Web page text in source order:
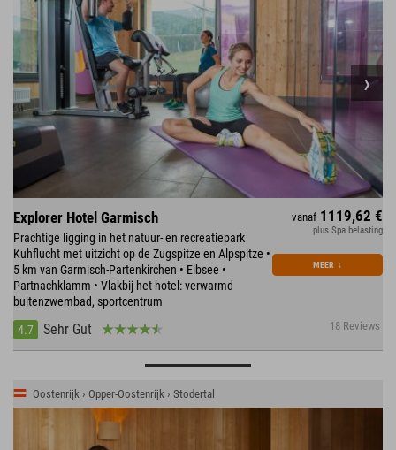
Explorer Hotel Garmisch
Prachtige ligging in het natuur- en recreatiepark
Kuhflucht met uitzicht op de Zugspitze en Alpspitze •
5 km van Garmisch-Partenkirchen • Eibsee •
Partnachklamm • Vlakbij het hotel: verwarmd
buitenzwembad, sportcentrum
4.7
Sehr Gut 18 Reviews
vanaf 1119,62 €
plus Spa belasting
MEER ↓
Oostenrijk › Opper-Oostenrijk › Stodertal